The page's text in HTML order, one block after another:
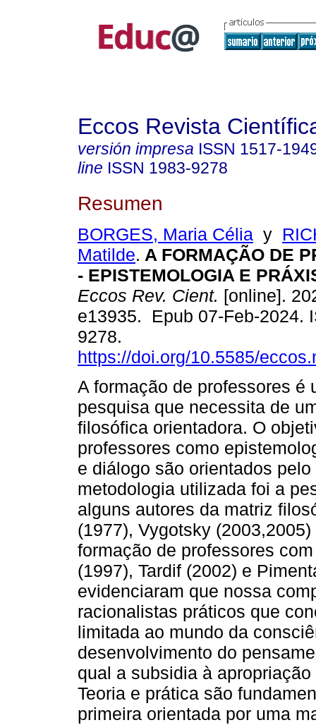
Eccos Revista
versión impresa ISSN 1517-
line ISSN 1983-9278
Resumen
BORGES, Maria Célia y
Matilde. A FORMAÇÃO DE
- EPISTEMOLOGIA E
Eccos Rev. Cient. [online].
e13935. Epub 07-Feb-2024.
9278.
https://doi.org/10.5585/
A formação de professores é
pesquisa que necessita de
filosófica orientadora. O
professores como
e diálogo são orientados
metodologia utilizada foi a
alguns autores da matriz
(1977), Vygotsky
formação de professores
(1997), Tardif (2002) e
evidenciaram que nossa
racionalistas práticos que
limitada ao mundo da
desenvolvimento do
qual a subsidia à
Teoria e prática são
primeira orientada por uma